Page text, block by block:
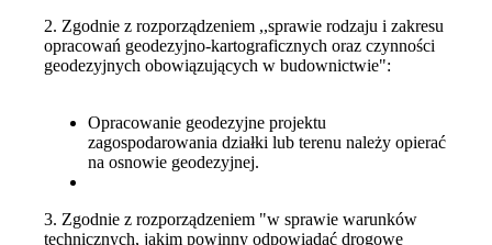
2. Zgodnie z rozporządzeniem ,,sprawie rodzaju i zakresu
opracowań geodezyjno-kartograficznych oraz czynności
geodezyjnych obowiązujących w budownictwie":
Opracowanie geodezyjne projektu
zagospodarowania działki lub terenu należy opierać
na osnowie geodezyjnej.
3. Zgodnie z rozporządzeniem "w sprawie warunków
technicznych, jakim powinny odpowiadać drogowe